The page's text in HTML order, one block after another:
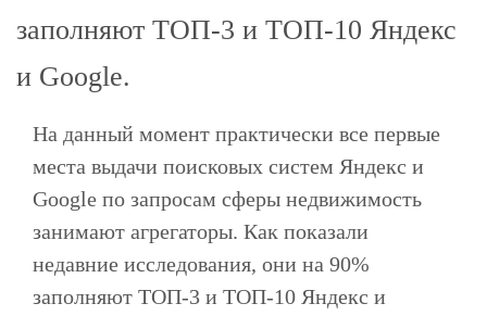
заполняют ТОП-3 и ТОП-10 Яндекс
и Google.
На данный момент практически все первые
места выдачи поисковых систем Яндекс и
Google по запросам сферы недвижимость
занимают агрегаторы. Как показали
недавние исследования, они на 90%
заполняют ТОП-3 и ТОП-10 Яндекс и